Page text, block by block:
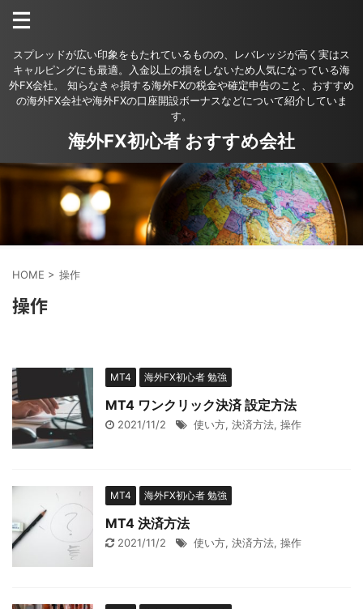
スプレッドが広い印象をもたれているものの、レバレッジが高く実はス
キャルピングにも最適。入金以上の損をしないため人気になっている海
外FX会社。 知らなきゃ損する海外FXの税金や確定申告のこと、おすすめ
の海外FX会社や海外FXの口座開設ボーナスなどについて紹介していま
す。
海外FX初心者 おすすめ会社
HOME > 操作
操作
MT4 海外FX初心者 勉強
MT4 ワンクリック決済 設定方法
2021/11/2 使い方, 決済方法, 操作
MT4 海外FX初心者 勉強
MT4 決済方法
2021/11/2 使い方, 決済方法, 操作